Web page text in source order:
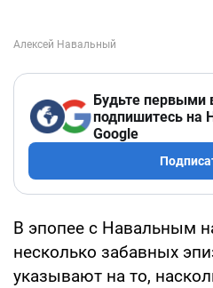
Будьте первыми
подпишитесь на
Google
В эпопее с Навальным
несколько забавных
указывают на то,